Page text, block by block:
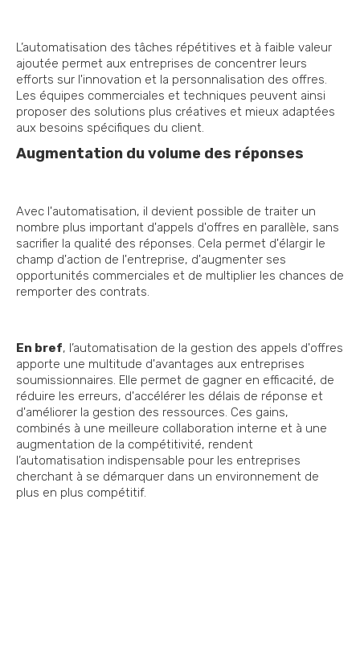
L’automatisation des tâches répétitives et à faible valeur
ajoutée permet aux entreprises de concentrer leurs
efforts sur l'innovation et la personnalisation des offres.
Les équipes commerciales et techniques peuvent ainsi
proposer des solutions plus créatives et mieux adaptées
aux besoins spécifiques du client.
Augmentation du volume des réponses
Avec l'automatisation, il devient possible de traiter un
nombre plus important d'appels d'offres en parallèle, sans
sacrifier la qualité des réponses. Cela permet d'élargir le
champ d'action de l'entreprise, d'augmenter ses
opportunités commerciales et de multiplier les chances de
remporter des contrats.
En bref, l’automatisation de la gestion des appels d'offres
apporte une multitude d'avantages aux entreprises
soumissionnaires. Elle permet de gagner en efficacité, de
réduire les erreurs, d'accélérer les délais de réponse et
d'améliorer la gestion des ressources. Ces gains,
combinés à une meilleure collaboration interne et à une
augmentation de la compétitivité, rendent
l’automatisation indispensable pour les entreprises
cherchant à se démarquer dans un environnement de
plus en plus compétitif.